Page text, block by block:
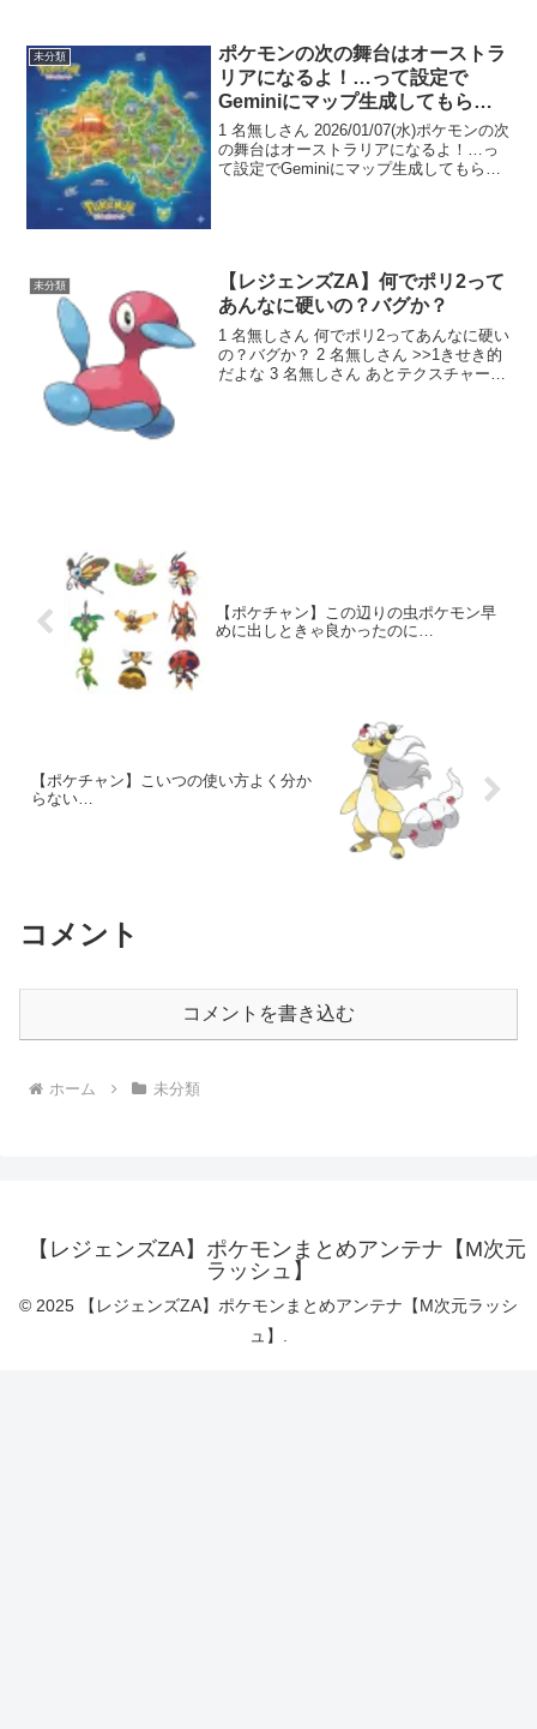
ん 26/07/15(水)俺のレートだと...
未分類
ポケモンの次の舞台はオーストラ
リアになるよ！…って設定で
Geminiにマップ生成してもらっ
た結果･･･
1 名無しさん 2026/01/07(水)ポケモンの次
の舞台はオーストラリアになるよ！…っ
て設定でGeminiにマップ生成してもらっ
未分類
【レジェンズZA】何でポリ2って
あんなに硬いの？バグか？
1 名無しさん 何でポリ2ってあんなに硬い
の？バグか？ 2 名無しさん >>1きせき的
だよな 3 名無しさん あとテクスチャーが
【ポケチャン】この辺りの虫ポケモン早
めに出しときゃ良かったのに…
【ポケチャン】こいつの使い方よく分か
らない…
コメント
コメントを書き込む
ホーム 未分類
【レジェンズZA】ポケモンまとめアンテナ【M次元
ラッシュ】
© 2025 【レジェンズZA】ポケモンまとめアンテナ【M次元ラッシ
ュ】.